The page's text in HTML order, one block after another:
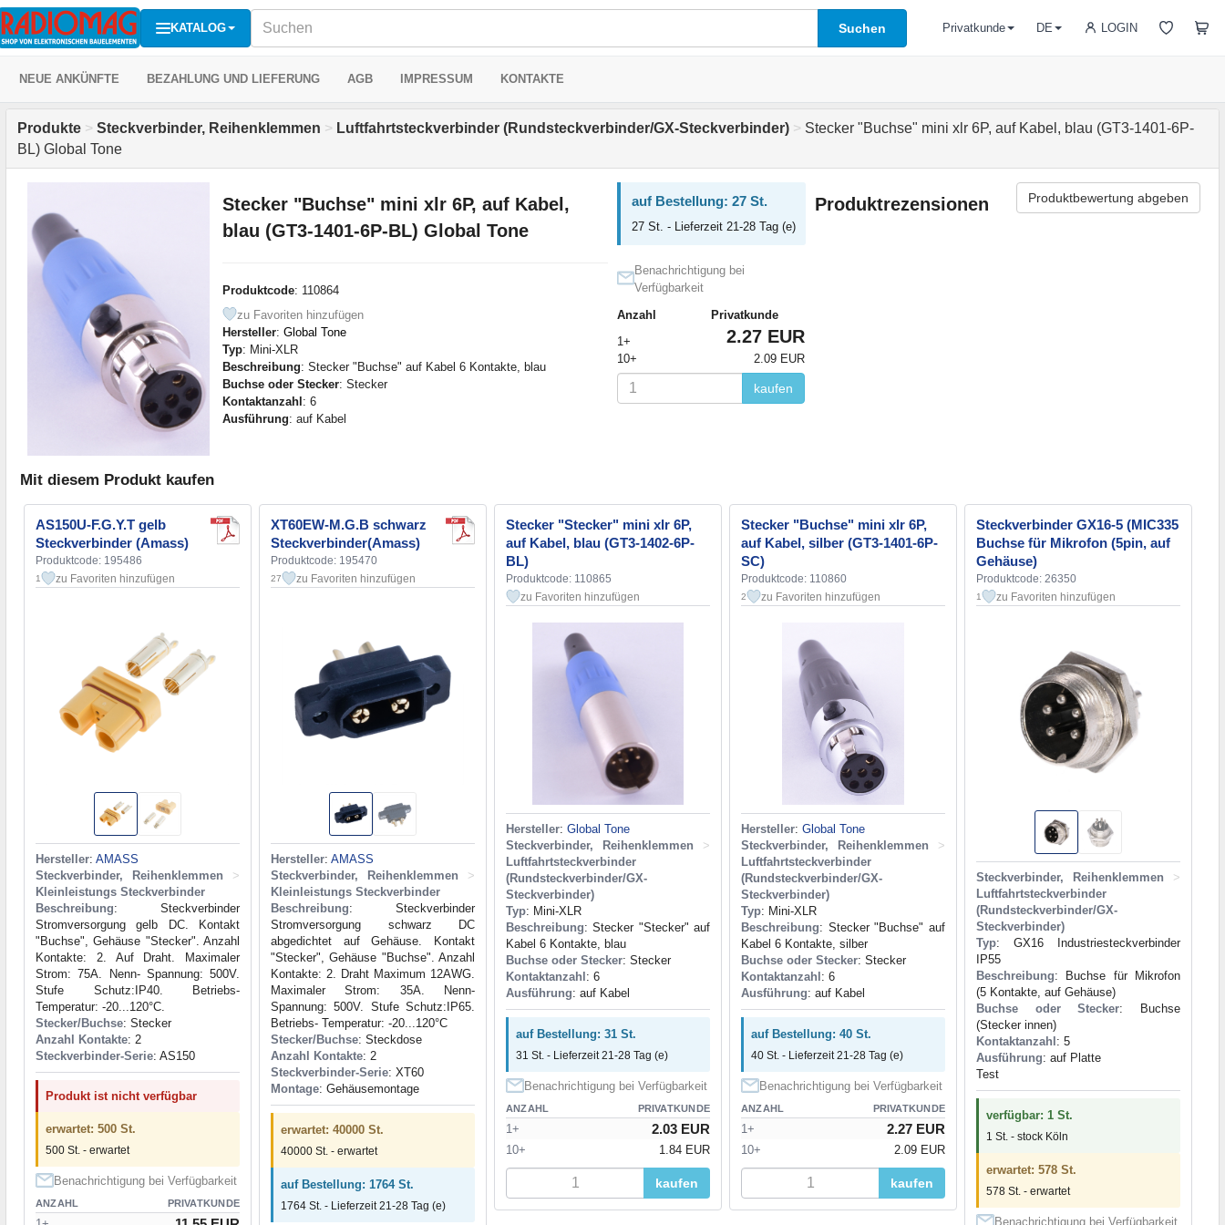
KATALOG Suchen LOGIN
Privatkunde DE
NEUE ANKÜNFTE BEZAHLUNG UND LIEFERUNG AGB IMPRESSUM KONTAKTE
Produkte > Steckverbinder, Reihenklemmen > Luftfahrtsteckverbinder (Rundsteckverbinder/GX-Steckverbinder) > Stecker "Buchse" mini xlr 6P, auf Kabel, blau (GT3-1401-6P-
BL) Global Tone
Stecker "Buchse" mini xlr 6P, auf Kabel,
blau (GT3-1401-6P-BL) Global Tone
Produktcode: 110864
zu Favoriten hinzufügen
Hersteller: Global Tone
Typ: Mini-XLR
Beschreibung: Stecker "Buchse" auf Kabel 6 Kontakte, blau
Buchse oder Stecker: Stecker
Kontaktanzahl : 6
Ausführung: auf Kabel
auf Bestellung: 27 St.
27 St. - Lieferzeit 21-28 Tag (e)
Benachrichtigung bei
Verfügbarkeit
Anzahl
Privatkunde
1+
2.27 EUR
10+ 2.09 EUR
kaufen
Produktrezensionen Produktbewertung abgeben
Mit diesem Produkt kaufen
AS150U-F.G.Y.T gelb
Steckverbinder (Amass)
Produktcode: 195486
1 zu Favoriten hinzufügen
Hersteller: AMASS
Steckverbinder, Reihenklemmen
>
Kleinleistungs Steckverbinder
Beschreibung: Steckverbinder
Stromversorgung gelb DC. Kontakt
"Buchse", Gehäuse "Stecker". Anzahl
Kontakte: 2. Auf Draht. Maximaler
Strom: 75A. Nenn- Spannung: 500V.
Stufe Schutz:IP40. Betriebs-
Temperatur: -20...120°C.
Stecker/Buchse: Stecker
Anzahl Kontakte: 2
Steckverbinder-Serie: AS150
Produkt ist nicht verfügbar
erwartet: 500 St.
500 St. - erwartet
Benachrichtigung bei Verfügbarkeit
ANZAHL PRIVATKUNDE
XT60EW-M.G.B schwarz
Steckverbinder(Amass)
Produktcode: 195470
27 zu Favoriten hinzufügen
Hersteller: AMASS
Steckverbinder, Reihenklemmen
>
Kleinleistungs Steckverbinder
Beschreibung: Steckverbinder
Stromversorgung schwarz DC
abgedichtet auf Gehäuse. Kontakt
"Stecker", Gehäuse "Buchse". Anzahl
Kontakte: 2. Draht Maximum 12AWG.
Maximaler Strom: 35A. Nenn-
Spannung: 500V. Stufe Schutz:IP65.
Betriebs- Temperatur: -20...120°C
Stecker/Buchse: Steckdose
Anzahl Kontakte: 2
Steckverbinder-Serie: XT60
Montage: Gehäusemontage
erwartet: 40000 St.
40000 St. - erwartet
auf Bestellung: 1764 St.
1764 St. - Lieferzeit 21-28 Tag (e)
Stecker "Stecker" mini xlr 6P,
auf Kabel, blau (GT3-1402-6P-
BL)
Produktcode: 110865
zu Favoriten hinzufügen
Hersteller: Global Tone
Steckverbinder, Reihenklemmen
>
Luftfahrtsteckverbinder
(Rundsteckverbinder/GX-
Steckverbinder)
Typ: Mini-XLR
Beschreibung: Stecker "Stecker" auf
Kabel 6 Kontakte, blau
Buchse oder Stecker: Stecker
Kontaktanzahl : 6
Ausführung: auf Kabel
auf Bestellung: 31 St.
31 St. - Lieferzeit 21-28 Tag (e)
Benachrichtigung bei Verfügbarkeit
ANZAHL PRIVATKUNDE
1+ 2.03 EUR
10+ 1.84 EUR
kaufen
Stecker "Buchse" mini xlr 6P,
auf Kabel, silber (GT3-1401-6P-
SC)
Produktcode: 110860
2 zu Favoriten hinzufügen
Hersteller: Global Tone
Steckverbinder, Reihenklemmen
>
Luftfahrtsteckverbinder
(Rundsteckverbinder/GX-
Steckverbinder)
Typ: Mini-XLR
Beschreibung: Stecker "Buchse" auf
Kabel 6 Kontakte, silber
Buchse oder Stecker: Stecker
Kontaktanzahl : 6
Ausführung: auf Kabel
auf Bestellung: 40 St.
40 St. - Lieferzeit 21-28 Tag (e)
Benachrichtigung bei Verfügbarkeit
ANZAHL PRIVATKUNDE
1+ 2.27 EUR
10+ 2.09 EUR
kaufen
Steckverbinder GX16-5 (MIC335
Buchse für Mikrofon (5pin, auf
Gehäuse)
Produktcode: 26350
1 zu Favoriten hinzufügen
Steckverbinder, Reihenklemmen
>
Luftfahrtsteckverbinder
(Rundsteckverbinder/GX-
Steckverbinder)
Typ: GX16 Industriesteckverbinder
IP55
Beschreibung: Buchse für Mikrofon
(5 Kontakte, auf Gehäuse)
Buchse oder Stecker: Buchse
(Stecker innen)
Kontaktanzahl : 5
Ausführung: auf Platte
Test
verfügbar: 1 St.
1 St. - stock Köln
erwartet: 578 St.
578 St. - erwartet
Benachrichtigung bei Verfügbarkeit